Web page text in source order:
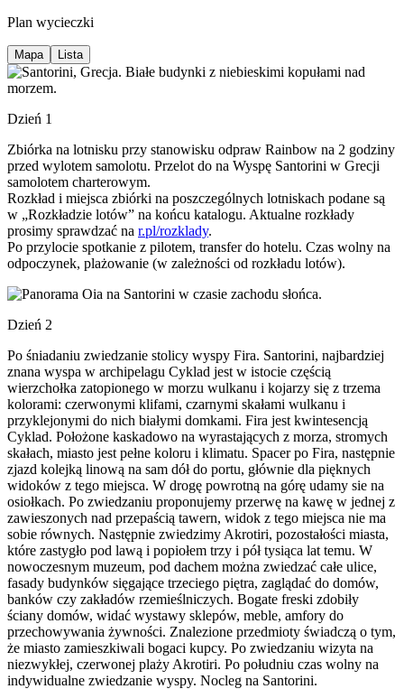
Plan wycieczki
Mapa Lista
Dzień 1
Zbiórka na lotnisku przy stanowisku odpraw Rainbow na 2 godziny
przed wylotem samolotu. Przelot do na Wyspę Santorini w Grecji
samolotem charterowym.
Rozkład i miejsca zbiórki na poszczególnych lotniskach podane są
w „Rozkładzie lotów” na końcu katalogu. Aktualne rozkłady
prosimy sprawdzać na r.pl/rozklady.
Po przylocie spotkanie z pilotem, transfer do hotelu. Czas wolny na
odpoczynek, plażowanie (w zależności od rozkładu lotów).
Dzień 2
Po śniadaniu zwiedzanie stolicy wyspy Fira. Santorini, najbardziej
znana wyspa w archipelagu Cyklad jest w istocie częścią
wierzchołka zatopionego w morzu wulkanu i kojarzy się z trzema
kolorami: czerwonymi klifami, czarnymi skałami wulkanu i
przyklejonymi do nich białymi domkami. Fira jest kwintesencją
Cyklad. Położone kaskadowo na wyrastających z morza, stromych
skałach, miasto jest pełne koloru i klimatu. Spacer po Fira, następnie
zjazd kolejką linową na sam dół do portu, głównie dla pięknych
widoków z tego miejsca. W drogę powrotną na górę udamy sie na
osiołkach. Po zwiedzaniu proponujemy przerwę na kawę w jednej z
zawieszonych nad przepaścią tawern, widok z tego miejsca nie ma
sobie równych. Następnie zwiedzimy Akrotiri, pozostałości miasta,
które zastygło pod lawą i popiołem trzy i pół tysiąca lat temu. W
nowoczesnym muzeum, pod dachem można zwiedzać całe ulice,
fasady budynków sięgające trzeciego piętra, zaglądać do domów,
banków czy zakładów rzemieślniczych. Bogate freski zdobiły
ściany domów, widać wystawy sklepów, meble, amfory do
przechowywania żywności. Znalezione przedmioty świadczą o tym,
że miasto zamieszkiwali bogaci kupcy. Po zwiedzaniu wizyta na
niezwykłej, czerwonej plaży Akrotiri. Po południu czas wolny na
indywidualne zwiedzanie wyspy. Nocleg na Santorini.